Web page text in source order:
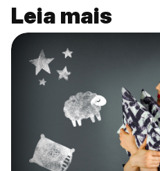
Leia mais